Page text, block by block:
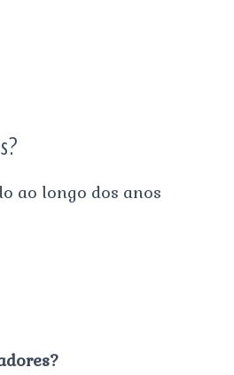
ao longo dos anos